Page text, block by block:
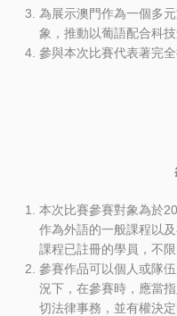
為展示澳門作為一個多
象，推動以葡語配合科技
參與本次比賽代表著完
本次比賽參賽對象為於
作為外語的一般課程以
課程已註冊的學員，不限
參賽作品可以個人或隊
況下，在參賽時，應當
切法律事務，並有權決